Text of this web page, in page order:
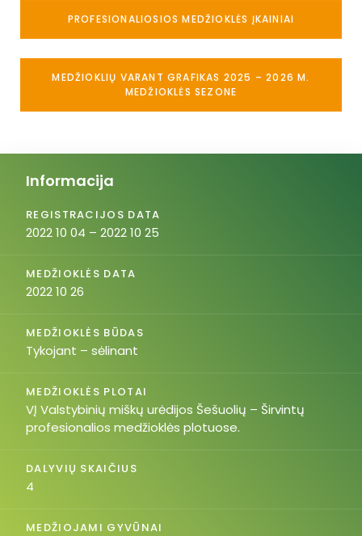
PROFESIONALIOSIOS MEDŽIOKLĖS ĮKAINIAI
MEDŽIOKLIŲ VARANT GRAFIKAS 2025 – 2026 M.
MEDŽIOKLĖS SEZONE
Informacija
REGISTRACIJOS DATA
2022 10 04 – 2022 10 25
MEDŽIOKLĖS DATA
2022 10 26
MEDŽIOKLĖS BŪDAS
Tykojant – sėlinant
MEDŽIOKLĖS PLOTAI
VĮ Valstybinių miškų urėdijos Šešuolių – Širvintų
profesionalios medžioklės plotuose.
DALYVIŲ SKAIČIUS
4
MEDŽIOJAMI GYVŪNAI